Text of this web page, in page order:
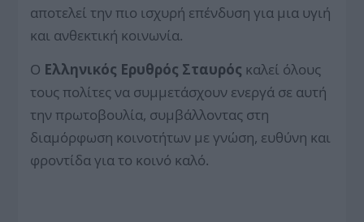
αποτελεί την πιο ισχυρή επένδυση για μια υγιή
και ανθεκτική κοινωνία.
Ο Ελληνικός Ερυθρός Σταυρός καλεί όλους
τους πολίτες να συμμετάσχουν ενεργά σε αυτή
την πρωτοβουλία, συμβάλλοντας στη
διαμόρφωση κοινοτήτων με γνώση, ευθύνη και
φροντίδα για το κοινό καλό.